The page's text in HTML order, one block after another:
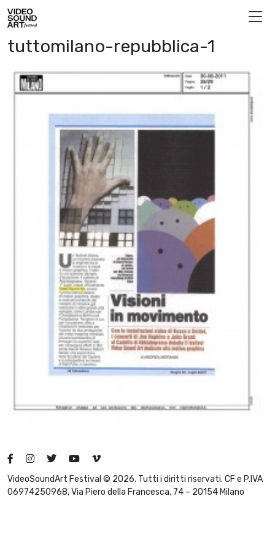
Vai al contenuto
Video Sound Art
tuttomilano-repubblica-1
VideoSoundArt Festival © 2026. Tutti i diritti riservati. CF e P.IVA
06974250968, Via Piero della Francesca, 74 – 20154 Milano